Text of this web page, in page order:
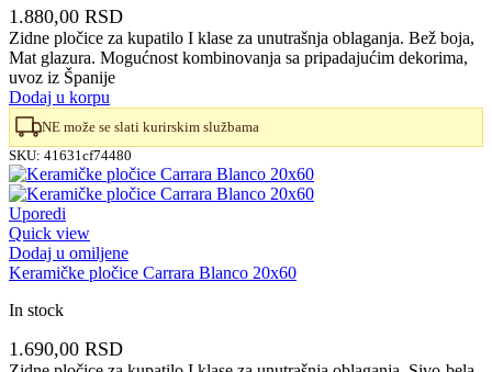
1.880,00 RSD
Zidne pločice za kupatilo I klase za unutrašnja oblaganja. Bež boja,
Mat glazura. Mogućnost kombinovanja sa pripadajućim dekorima,
uvoz iz Španije
Dodaj u korpu
NE može se slati kurirskim službama
SKU: 41631cf74480
Uporedi
Quick view
Dodaj u omiljene
Keramičke pločice Carrara Blanco 20x60
In stock
1.690,00 RSD